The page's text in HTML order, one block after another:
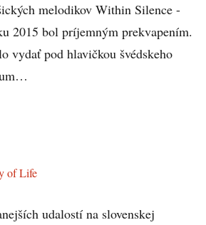
melodikov Within Silence -
2015 bol príjemným prekvapením.
vydať pod hlavičkou švédskeho
of Life
udalostí na slovenskej